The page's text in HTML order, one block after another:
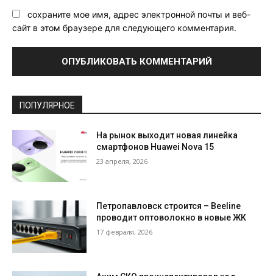
сохраните мое имя, адрес электронной почты и веб-
сайт в этом браузере для следующего комментария.
ПОПУЛЯРНОЕ
На рынок выходит новая линейка
смартфонов Huawei Nova 15
23 апреля, 2026
Петропавловск строится – Beeline
проводит оптоволокно в новые ЖК
17 февраля, 2026